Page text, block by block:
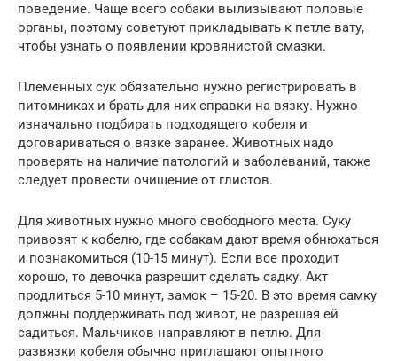
поведение. Чаще всего собаки вылизывают половые
органы, поэтому советуют прикладывать к петле вату,
чтобы узнать о появлении кровянистой смазки.
Племенных сук обязательно нужно регистрировать в
питомниках и брать для них справки на вязку. Нужно
изначально подбирать подходящего кобеля и
договариваться о вязке заранее. Животных надо
проверять на наличие патологий и заболеваний, также
следует провести очищение от глистов.
Для животных нужно много свободного места. Суку
привозят к кобелю, где собакам дают время обнюхаться
и познакомиться (10-15 минут). Если все проходит
хорошо, то девочка разрешит сделать садку. Акт
продлиться 5-10 минут, замок – 15-20. В это время самку
должны поддерживать под живот, не разрешая ей
садиться. Мальчиков направляют в петлю. Для
развязки кобеля обычно приглашают опытного